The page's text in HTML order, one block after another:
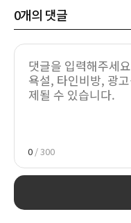
0개의 댓글
0 / 300